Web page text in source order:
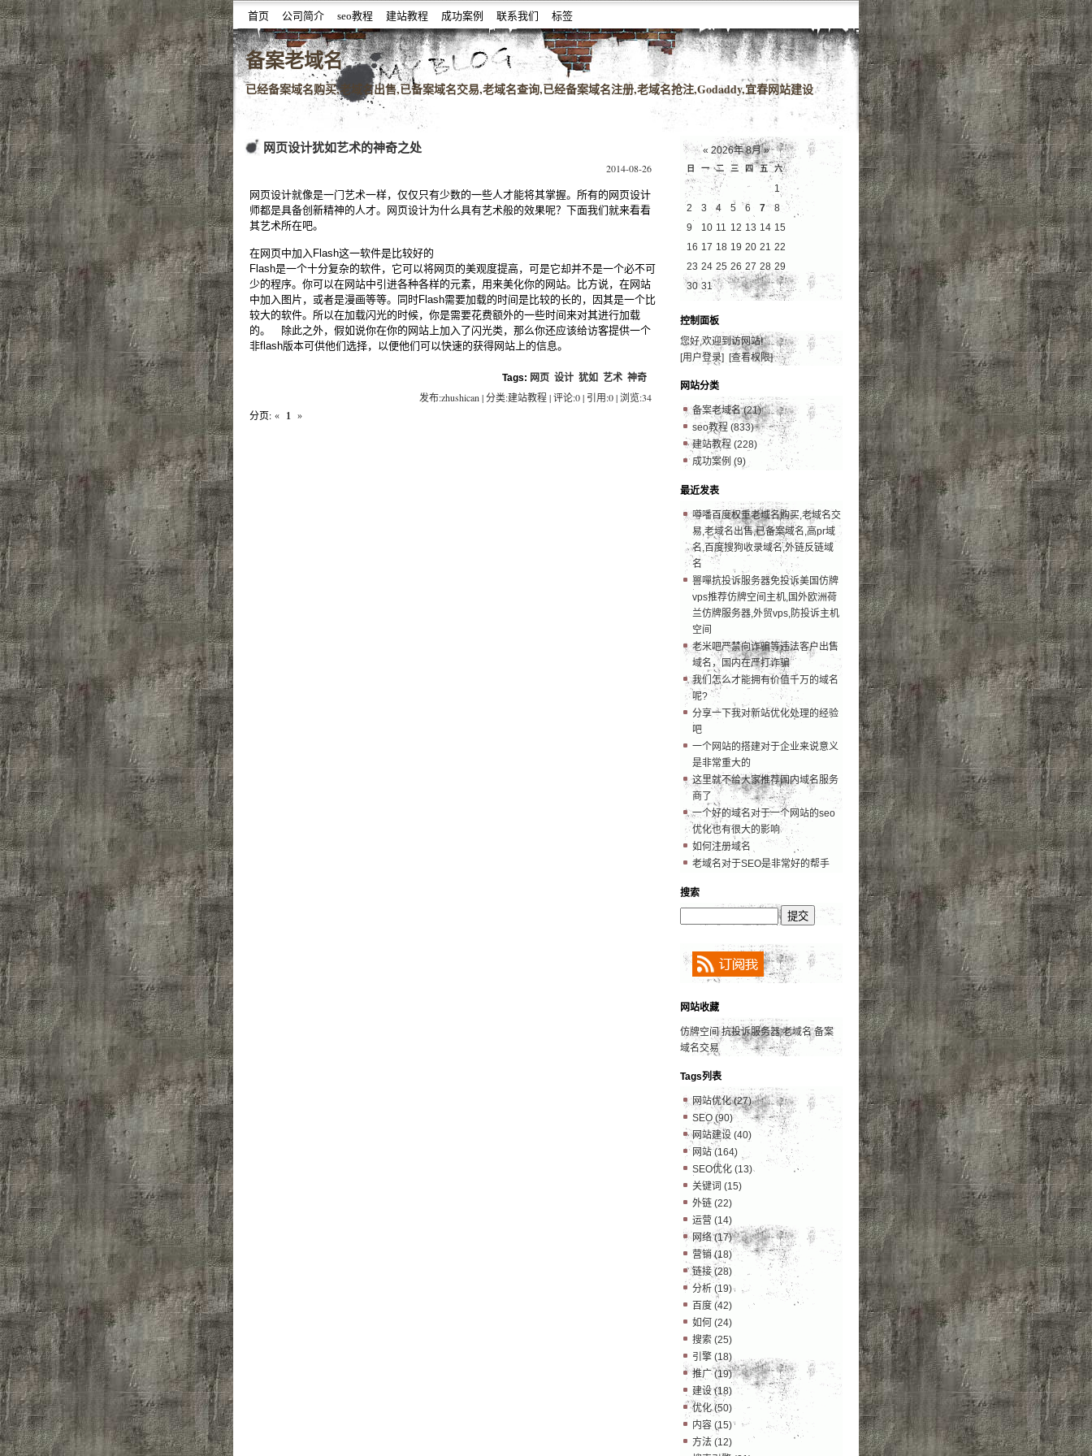
首页 公司简介 seo教程 建站教程 成功案例 联系我们 标签
噆噇已备案域名百度权重域名老域名购买,老域名交易,老域名出售,高pr域名,百度搜狗收录域名,外链反链域名
备案老域名
已经备案域名购买,老域名出售,已备案域名交易,老域名查询,已经备案域名注册,老域名抢注,Godaddy,宜春网站建设
网页设计犹如艺术的神奇之处
2014-08-26
网页设计就像是一门艺术一样，仅仅只有少数的一些人才能将其掌握。所有的网页设计
师都是具备创新精神的人才。网页设计为什么具有艺术般的效果呢？下面我们就来看看
其艺术所在吧。
在网页中加入Flash这一软件是比较好的
Flash是一个十分复杂的软件，它可以将网页的美观度提高，可是它却并不是一个必不可
少的程序。你可以在网站中引进各种各样的元素，用来美化你的网站。比方说，在网站
中加入图片，或者是漫画等等。同时Flash需要加载的时间是比较的长的，因其是一个比
较大的软件。所以在加载闪光的时候，你是需要花费额外的一些时间来对其进行加载
的。 除此之外，假如说你在你的网站上加入了闪光类，那么你还应该给访客提供一个
非flash版本可供他们选择，以便他们可以快速的获得网站上的信息。
Tags: 网页 设计 犹如 艺术 神奇
发布:zhushican | 分类:建站教程 | 评论:0 | 引用:0 | 浏览:34
分页: « 1 »
« 2026年 8月 »
日 一 二 三 四 五 六
1
2
3 4 5 6 7
8
9
10 11 12 13 14 15
16 17 18 19 20 21 22
23 24 25 26 27 28 29
30 31
控制面板
您好,欢迎到访网站!
[用户登录]
[查看权限]
网站分类
备案老域名(21)
seo教程 (833)
建站教程 (228)
成功案例 (9)
最近发表
噂噃百度权重老域名购买,老域名交
易,老域名出售,已备案域名,高pr域
名,百度搜狗收录域名,外链反链域
名
嘼嘽抗投诉服务器免投诉美国仿牌
vps推荐仿牌空间主机,国外欧洲荷
兰仿牌服务器,外贸vps,防投诉主机
空间
老米吧严禁向诈骗等违法客户出售
域名，国内在严打诈骗
我们怎么才能拥有价值千万的域名
呢?
分享一下我对新站优化处理的经验
吧
一个网站的搭建对于企业来说意义
是非常重大的
这里就不给大家推荐国内域名服务
商了
一个好的域名对于一个网站的seo
优化也有很大的影响
如何注册域名
老域名对于SEO是非常好的帮手
搜索
网站收藏
仿牌空间 抗投诉服务器 老域名 备案
域名交易
Tags列表
网站优化(27)
SEO(90)
网站建设 (40)
网站(164)
SEO优化 (13)
关键词 (15)
外链 (22)
运营 (14)
网络(17)
营销(18)
链接 (28)
分析 (19)
百度(42)
如何 (24)
搜索 (25)
引擎 (18)
推广(19)
建设(18)
优化(50)
内容 (15)
方法 (12)